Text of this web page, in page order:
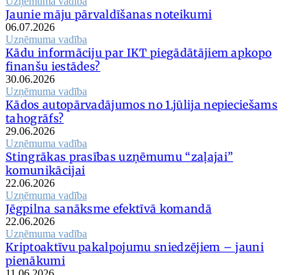
Jaunie māju pārvaldīšanas noteikumi
06.07.2026
Uzņēmuma vadība
Kādu informāciju par IKT piegādātājiem apkopo
finanšu iestādes?
30.06.2026
Uzņēmuma vadība
Kādos autopārvadājumos no 1.jūlija nepieciešams
tahogrāfs?
29.06.2026
Uzņēmuma vadība
Stingrākas prasības uzņēmumu “zaļajai”
komunikācijai
22.06.2026
Uzņēmuma vadība
Jēgpilna sanāksme efektīvā komandā
22.06.2026
Uzņēmuma vadība
Kriptoaktīvu pakalpojumu sniedzējiem – jauni
pienākumi